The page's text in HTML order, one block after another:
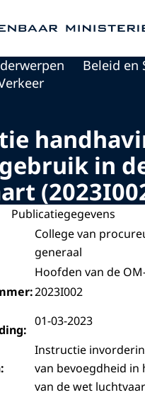
Beleid en
in
Publicatiegegevens
College van
generaal
Hoofden van de
2023I002
01-03-2023
Instructie
van bevoegdheid in
van de wet